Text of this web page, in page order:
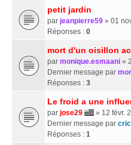
petit jardin
par jeanpierre59 » 01
Réponses : 0
mort d'un oisillon
par monique.esmaani »
Dernier message par
Réponses : 3
Le froid a une
par jose29
» 12 févr.
Dernier message par
Réponses : 1